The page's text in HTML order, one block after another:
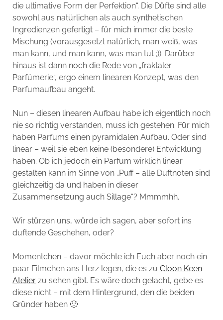
die ultimative Form der Perfektion“. Die Düfte sind alle
sowohl aus natürlichen als auch synthetischen
Ingredienzen gefertigt – für mich immer die beste
Mischung (vorausgesetzt natürlich, man weiß, was
man kann, und man kann, was man tut ;)). Darüber
hinaus ist dann noch die Rede von „fraktaler
Parfümerie“, ergo einem linearen Konzept, was den
Parfumaufbau angeht.
Nun – diesen linearen Aufbau habe ich eigentlich noch
nie so richtig verstanden, muss ich gestehen. Für mich
haben Parfums einen pyramidalen Aufbau. Oder sind
linear – weil sie eben keine (besondere) Entwicklung
haben. Ob ich jedoch ein Parfum wirklich linear
gestalten kann im Sinne von „Puff – alle Duftnoten sind
gleichzeitig da und haben in dieser
Zusammensetzung auch Sillage“? Mmmmhh.
Wir stürzen uns, würde ich sagen, aber sofort ins
duftende Geschehen, oder?
Momentchen – davor möchte ich Euch aber noch ein
paar Filmchen ans Herz legen, die es zu Cloon Keen
Atelierzu sehen gibt. Es wäre doch gelacht, gebe es
diese nicht – mit dem Hintergrund, den die beiden
Gründer haben 🙂